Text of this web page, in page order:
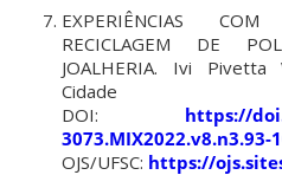
EXPERIÊNCIAS
RECICLAGEM DE
JOALHERIA. Ivi Pivetta
Cidade
DOI: https://
3073.MIX2022.v8.n3.93-
OJS/UFSC: https://